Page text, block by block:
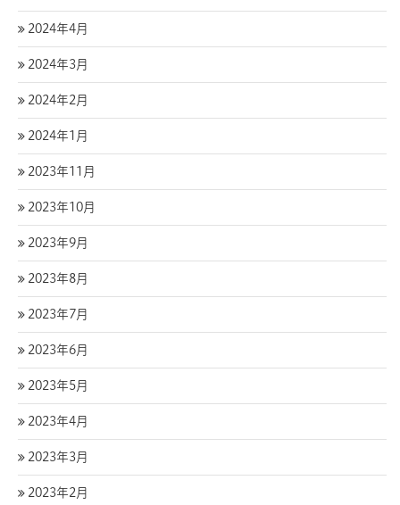
2024年4月
2024年3月
2024年2月
2024年1月
2023年11月
2023年10月
2023年9月
2023年8月
2023年7月
2023年6月
2023年5月
2023年4月
2023年3月
2023年2月